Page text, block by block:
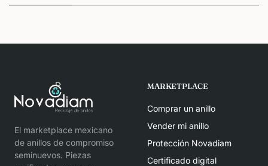
El marketplace mexicano
de anillos de compromiso
seminuevos. Piezas
MARKETPLACE
Comprar un anillo
Vender mi anillo
Protección Novadiam
Certificado digital